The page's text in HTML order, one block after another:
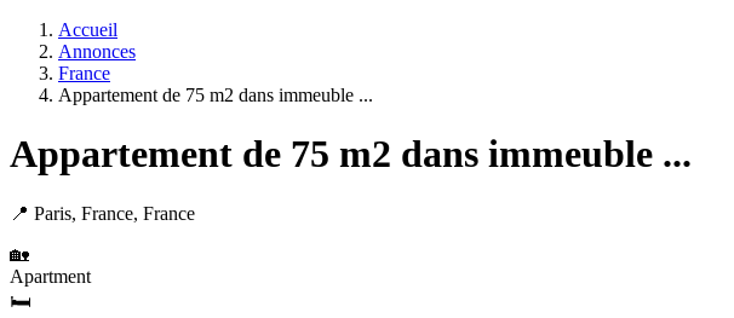
Accueil
Annonces
France
Appartement de 75 m2 dans immeuble ...
Appartement de 75 m2 dans immeuble ...
📍 Paris, France, France
🏡
Apartment
🛏